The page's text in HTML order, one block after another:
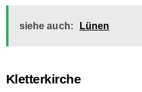
siehe auch: Lünen
Kletterkirche